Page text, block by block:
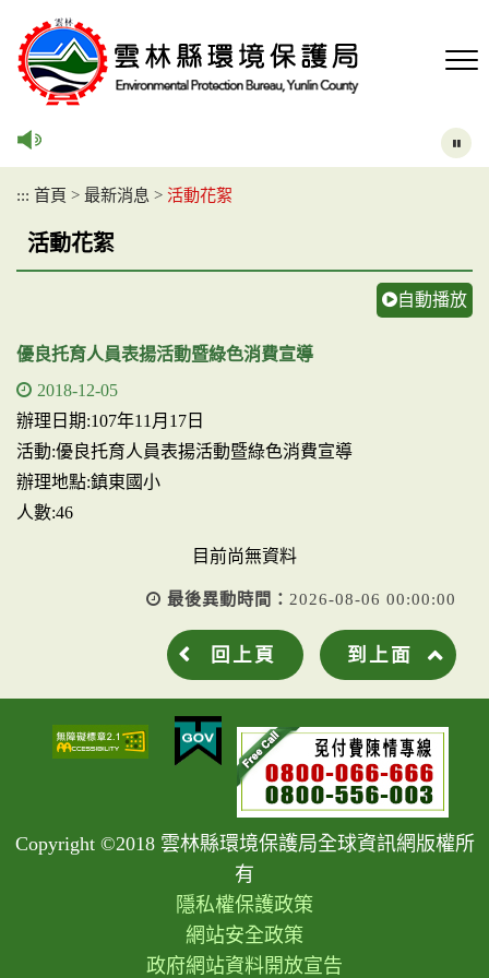
::: 首頁 > 最新消息 > 活動花絮
活動花絮
自動播放
優良托育人員表揚活動暨綠色消費宣導
2018-12-05
辦理日期:107年11月17日
活動:優良托育人員表揚活動暨綠色消費宣導
辦理地點:鎮東國小
人數:46
目前尚無資料
最後異動時間： 2026-08-06 00:00:00
回上頁 到上面
Copyright ©2018 雲林縣環境保護局全球資訊網版權所
有
隱私權保護政策
網站安全政策
政府網站資料開放宣告